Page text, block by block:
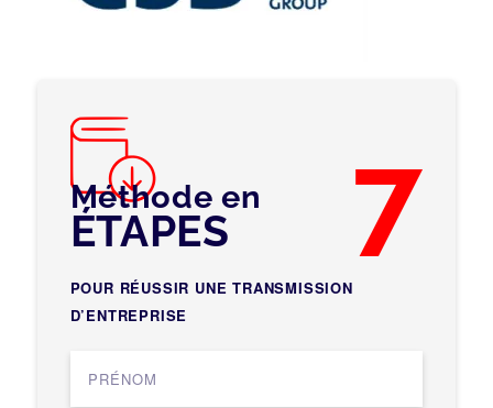
Méthode en 7
ÉTAPES
POUR RÉUSSIR UNE TRANSMISSION
D’ENTREPRISE